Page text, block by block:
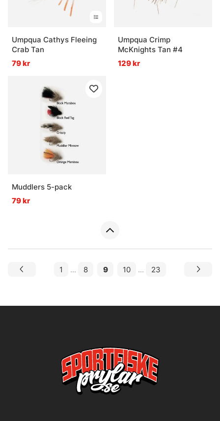
Umpqua Cathys Fleeing
Crab Tan
79 kr
Umpqua Crimp
McKnights Tan #4
129 kr
Muddlers 5-pack
79 kr
1 ... 8 9 10 ... 23